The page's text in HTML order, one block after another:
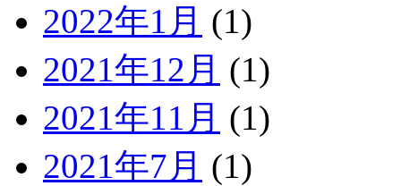
2022年1月 (1)
2021年12月 (1)
2021年11月 (1)
2021年7月 (1)